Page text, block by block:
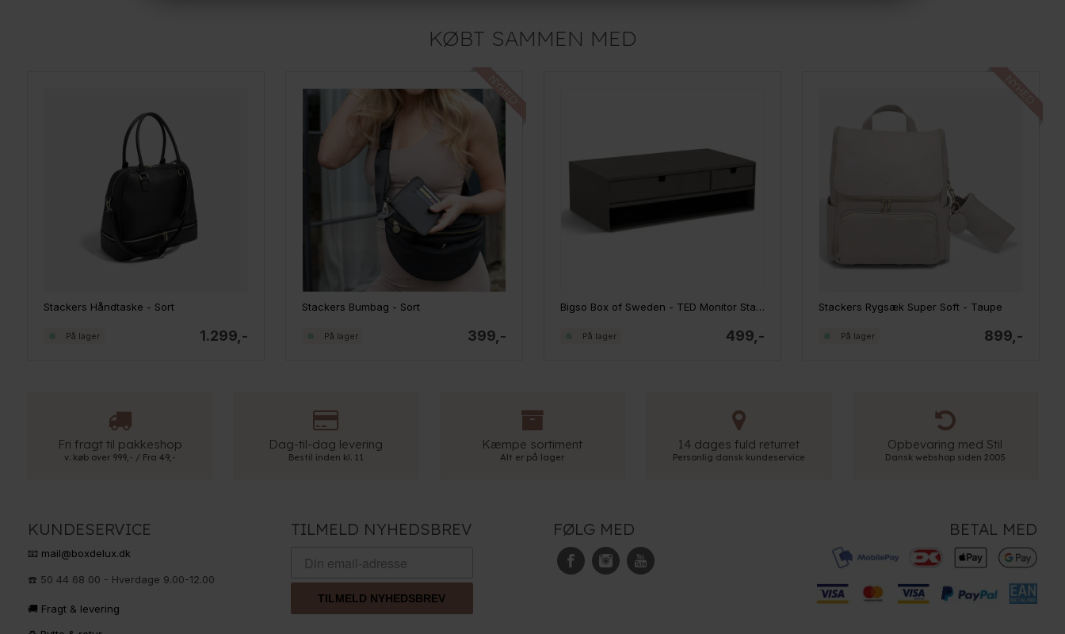
KØBT SAMMEN MED
Stackers Håndtaske - Sort
1.299,-
På lager
Stackers Bumbag - Sort
399,-
På lager
Bigso Box of Sweden - TED Monitor Stand, Grå
499,-
På lager
Stackers Rygsæk Super Soft - Taupe
899,-
På lager
Fri fragt til pakkeshop
v. køb over 999,- / Fra 49,-
Dag-til-dag levering
Bestil inden kl. 11
Kæmpe sortiment
Alt er på lager
14 dages fuld returret
Personlig dansk kundeservice
Opbevaring med Stil
Dansk webshop siden 2005
KUNDESERVICE
📧 mail@boxdelux.dk
☎️ 50 44 68 00 - Hverdage 9.00-12.00
🚚 Fragt & levering
TILMELD NYHEDSBREV
TILMELD NYHEDSBREV
FØLG MED BETAL MED